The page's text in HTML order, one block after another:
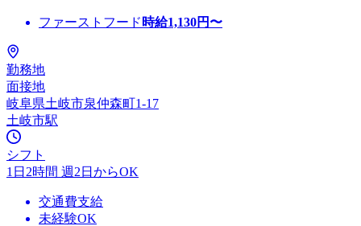
ファーストフード 時給1,130円〜
勤務地
面接地
岐阜県土岐市泉仲森町1-17
土岐市駅
シフト
1日2時間 週2日からOK
交通費支給
未経験OK